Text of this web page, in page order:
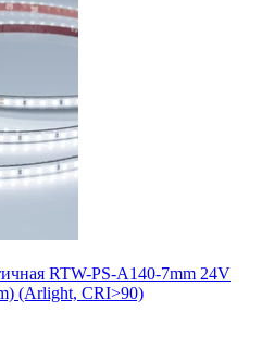
RTW-PS-A140-7mm 24V
(Arlight, CRI>90)